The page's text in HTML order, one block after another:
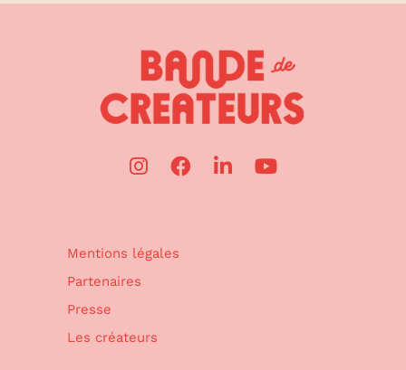
Mentions légales
Partenaires
Presse
Les créateurs